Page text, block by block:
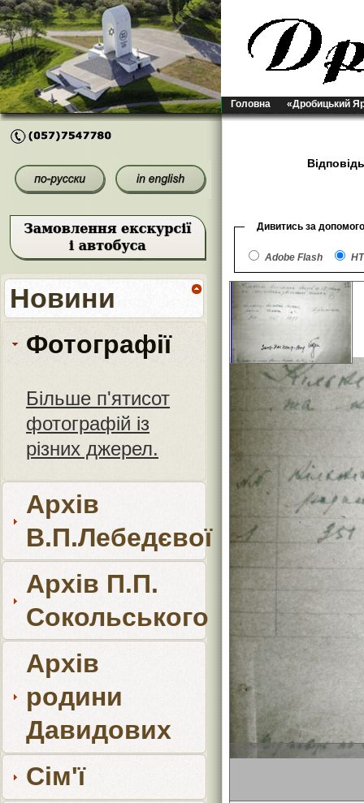
Головна «Дробицький
Новини
Фотографії
Більше п'ятисот
фотографій із
різних джерел.
Архів
В.П.Лебедєвої
Архів П.П.
Сокольського
Архів
родини
Давидових
Сім'ї
Дивитись за
Adobe Flash